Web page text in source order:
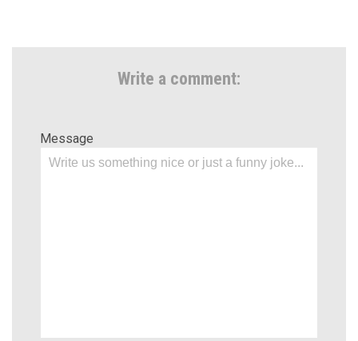
Write a comment:
Message